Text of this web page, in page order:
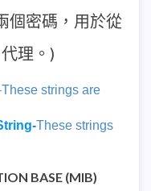
個密碼，用於從
理。)
strings are
These strings
BASE (MIB)